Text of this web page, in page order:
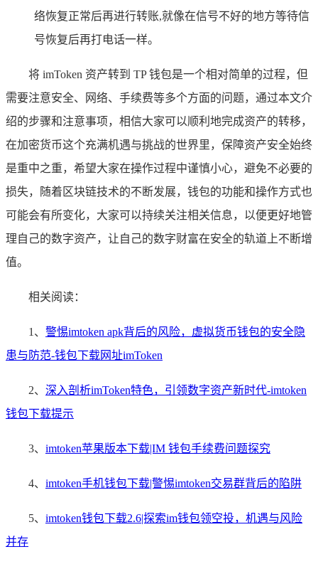
络恢复正常后再进行转账,就像在信号不好的地方等待信
号恢复后再打电话一样。
将 imToken 资产转到 TP 钱包是一个相对简单的过程，但
需要注意安全、网络、手续费等多个方面的问题，通过本文介
绍的步骤和注意事项，相信大家可以顺利地完成资产的转移，
在加密货币这个充满机遇与挑战的世界里，保障资产安全始终
是重中之重，希望大家在操作过程中谨慎小心，避免不必要的
损失，随着区块链技术的不断发展，钱包的功能和操作方式也
可能会有所变化，大家可以持续关注相关信息，以便更好地管
理自己的数字资产，让自己的数字财富在安全的轨道上不断增
值。
相关阅读：
1、 警惕imtoken apk背后的风险，虚拟货币钱包的安全隐
患与防范-钱包下载网址imToken
2、 深入剖析imToken特色，引领数字资产新时代-imtoken
钱包下载提示
3、 imtoken苹果版本下载|IM 钱包手续费问题探究
4、 imtoken手机钱包下载|警惕imtoken交易群背后的陷阱
5、 imtoken钱包下载2.6|探索im钱包领空投，机遇与风险
并存